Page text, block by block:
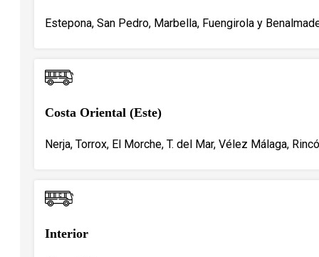
Estepona, San Pedro, Marbella, Fuengirola y
Costa Oriental (Este)
Nerja, Torrox, El Morche, T. del Mar, Vélez Málaga,
Interior